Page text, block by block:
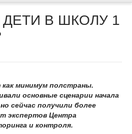
В ШКОЛУ 1
минимум полстраны.
основные сценарии начала
сейчас получили более
экспертов Центра
и контроля.